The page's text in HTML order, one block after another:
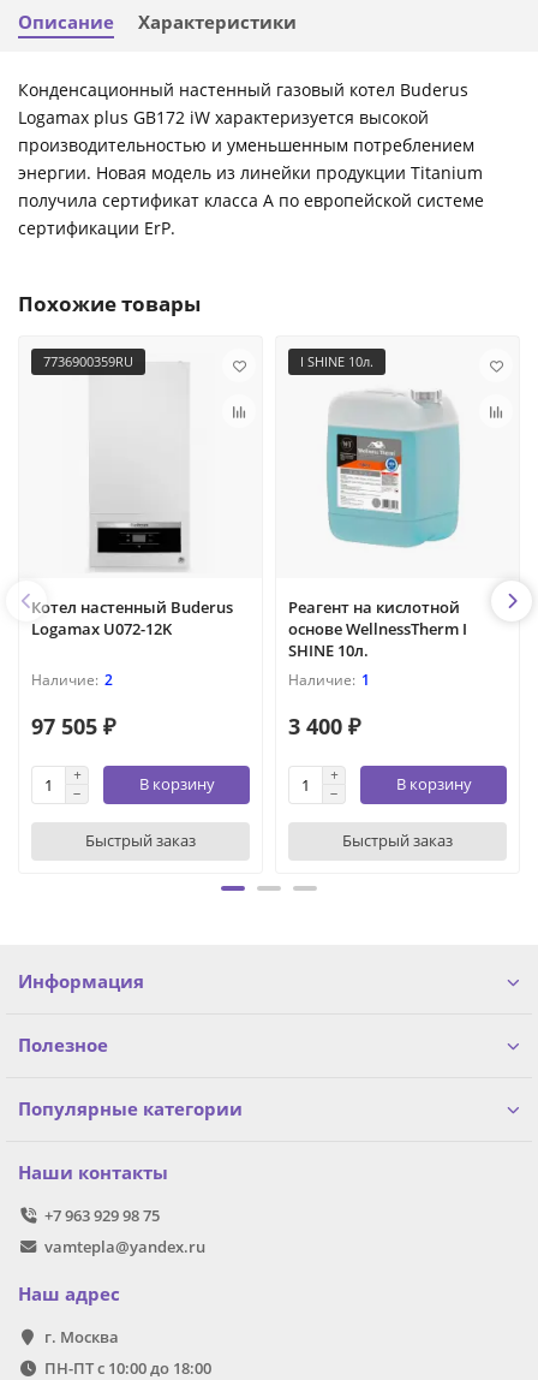
Описание Характеристики
Конденсационный настенный газовый котел Buderus
Logamax plus GB172 iW характеризуется высокой
производительностью и уменьшенным потреблением
энергии. Новая модель из линейки продукции Titanium
получила сертификат класса А по европейской системе
сертификации ErP.
Похожие товары
7736900359RU
Котел настенный Buderus
Logamax U072-12K
2
97 505 ₽
В корзину
Быстрый заказ
I SHINE 10л.
Реагент на кислотной
основе WellnessTherm I
SHINE 10л.
1
3 400 ₽
В корзину
Быстрый заказ
Информация
Полезное
Популярные категории
Наши контакты
+7 963 929 98 75
vamtepla@yandex.ru
Наш адрес
г. Москва
ПН-ПТ с 10:00 до 18:00